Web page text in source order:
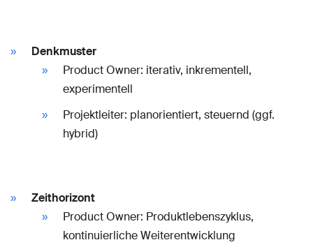
Denkmuster
Product Owner: iterativ, inkrementell,
experimentell
Projektleiter: planorientiert, steuernd (ggf.
hybrid)
Zeithorizont
Product Owner: Produktlebenszyklus,
kontinuierliche Weiterentwicklung